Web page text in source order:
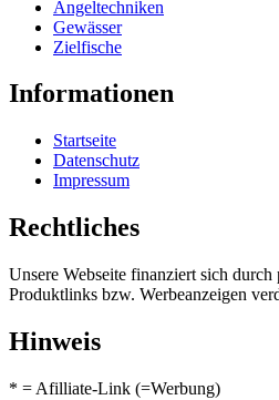
Angeltechniken
Gewässer
Zielfische
Informationen
Startseite
Datenschutz
Impressum
Rechtliches
Unsere Webseite finanziert sich
Produktlinks bzw. Werbeanzeigen
Hinweis
* = Afilliate-Link (=Werbung)